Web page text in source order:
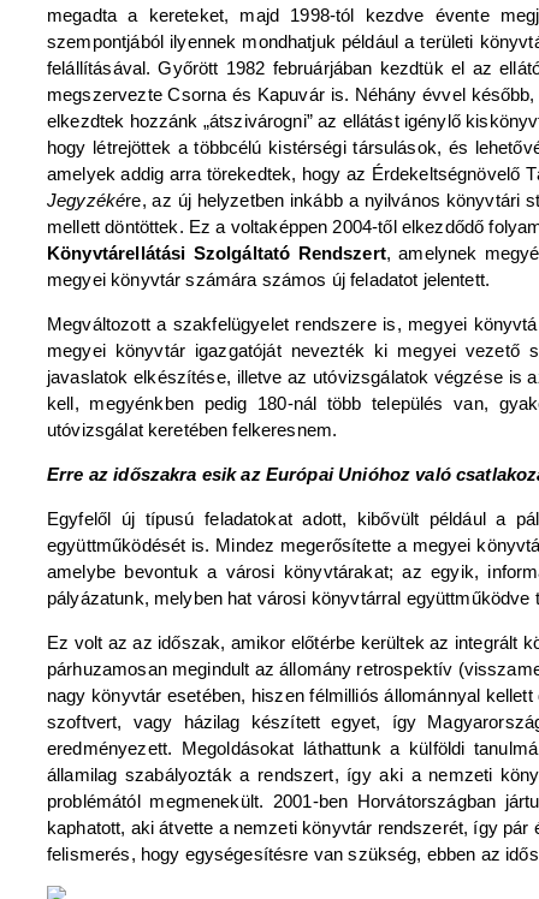
megadta a kereteket, majd 1998-tól kezdve évente
szempontjából ilyennek mondhatjuk például a területi
felállításával. Győrött 1982 februárjában kezdtük el az
megszervezte Csorna és Kapuvár is. Néhány évvel
elkezdtek hozzánk „átszivárogni” az ellátást igénylő
hogy létrejöttek a többcélú kistérségi társulások, és
amelyek addig arra törekedtek, hogy az Érdekeltségnövelő
Jegyzékére, az új helyzetben inkább a nyilvános könyvtári
mellett döntöttek. Ez a voltaképpen 2004-től elkezdődő
Könyvtárellátási Szolgáltató Rendszert, amelynek
megyei könyvtár számára számos új feladatot jelentett.
Megváltozott a szakfelügyelet rendszere is, megyei
megyei könyvtár igazgatóját nevezték ki megyei vezető
javaslatok elkészítése, illetve az utóvizsgálatok végzése is
kell, megyénkben pedig 180-nál több település van,
utóvizsgálat keretében felkeresnem.
Erre az időszakra esik az Európai Unióhoz való
Egyfelől új típusú feladatokat adott, kibővült például a
együttműködését is. Mindez megerősítette a megyei
amelybe bevontuk a városi könyvtárakat; az egyik,
pályázatunk, melyben hat városi könyvtárral
Ez volt az az időszak, amikor előtérbe kerültek az integrált
párhuzamosan megindult az állomány retrospektív
nagy könyvtár esetében, hiszen félmilliós állománnyal
szoftvert, vagy házilag készített egyet, így
eredményezett. Megoldásokat láthattunk a külföldi
államilag szabályozták a rendszert, így aki a nemzeti
problémától megmenekült. 2001-ben Horvátországban
kaphatott, aki átvette a nemzeti könyvtár rendszerét, így
felismerés, hogy egységesítésre van szükség, ebben az